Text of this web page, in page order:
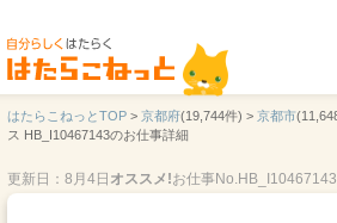
はたらこねっとTOP > 京都府(19,744件) > 京都市
ス HB_I10467143のお仕事詳細
更新日：8月4日 オススメ!お仕事No.HB_I10467143